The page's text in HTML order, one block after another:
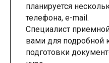
планируется
телефона, e-mail.
Специалист
вами для подробной
подготовки